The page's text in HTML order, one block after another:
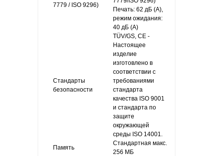
7779 / ISO 9296)
Печать: 62 дБ (А),
режим ожидания:
40 дБ (А)
Стандарты
безопасности
TÜV/GS, CE -
Настоящее
изделие
изготовлено в
соответствии с
требованиями
стандарта
качества ISO 9001
и стандарта по
защите
окружающей
среды ISO 14001.
Память
Стандартная макс.
256 МБ